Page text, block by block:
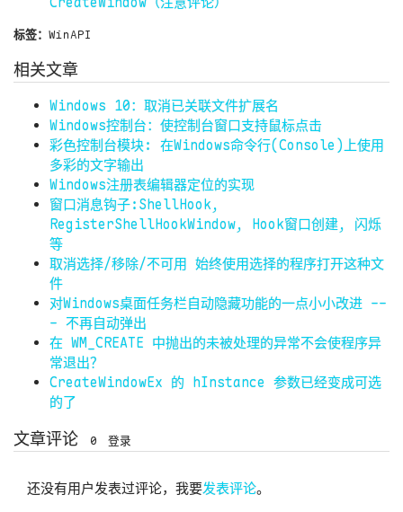
标签： WinAPI
相关文章
Windows 10：取消已关联文件扩展名
Windows控制台：使控制台窗口支持鼠标点击
彩色控制台模块: 在Windows命令行(Console)上使用
多彩的文字输出
Windows注册表编辑器定位的实现
窗口消息钩子:ShellHook,
RegisterShellHookWindow, Hook窗口创建, 闪烁
等
取消选择/移除/不可用 始终使用选择的程序打开这种文
件
对Windows桌面任务栏自动隐藏功能的一点小小改进 --
- 不再自动弹出
在 WM_CREATE 中抛出的未被处理的异常不会使程序异
常退出？
CreateWindowEx 的 hInstance 参数已经变成可选
的了
文章评论 0 登录
还没有用户发表过评论，我要发表评论。